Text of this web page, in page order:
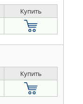
Купить
Купить